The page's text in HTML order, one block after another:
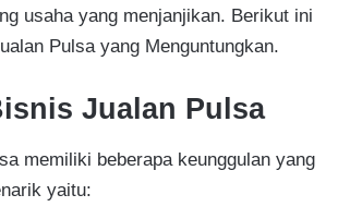
usaha yang menjanjikan. Berikut ini
Pulsa yang Menguntungkan.
Jualan Pulsa
memiliki beberapa keunggulan yang
yaitu: